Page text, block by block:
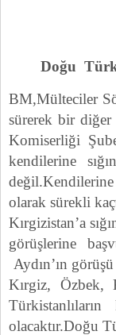
Doğu
BM,Mülteciler
sürerek bir diğer
Komiserliği
kendilerine
değil.Kendilerine
olarak sürekli
Kırgizistan’a
görüşlerine
Aydın’ın
Kırgiz, Özbek,
olacaktır.Doğu